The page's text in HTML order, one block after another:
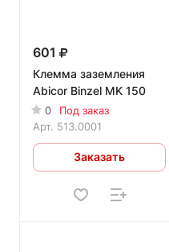
601
Клемма заземления
Abicor Binzel MK 150
0
Под заказ
Арт. 513.0001
Заказать